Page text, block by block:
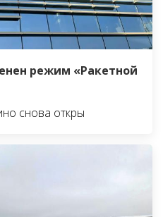
режим «Ракетной
снова откры